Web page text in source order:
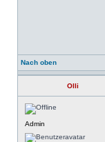
Nach oben
Olli
Admin